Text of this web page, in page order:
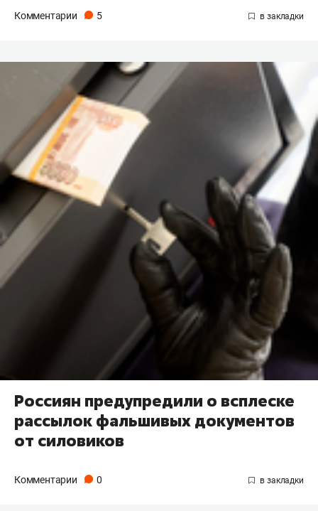
Комментарии 5
Россиян предупредили о всплеске
рассылок фальшивых документов
от силовиков
Комментарии 0